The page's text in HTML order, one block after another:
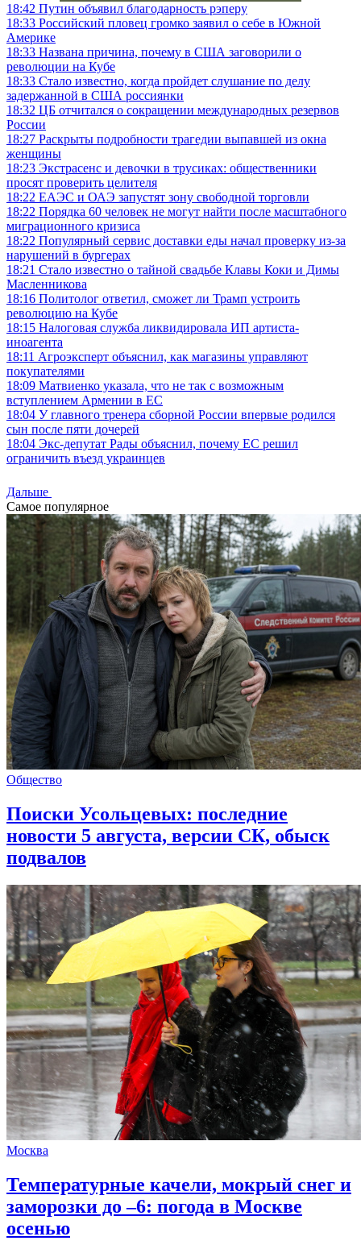
18:42 Путин объявил благодарность рэперу
18:33 Российский пловец громко заявил о себе в Южной
Америке
18:33 Названа причина, почему в США заговорили о
революции на Кубе
18:33 Стало известно, когда пройдет слушание по делу
задержанной в США россиянки
18:32 ЦБ отчитался о сокращении международных резервов
России
18:27 Раскрыты подробности трагедии выпавшей из окна
женщины
18:23 Экстрасенс и девочки в трусиках: общественники
просят проверить целителя
18:22 ЕАЭС и ОАЭ запустят зону свободной торговли
18:22 Порядка 60 человек не могут найти после масштабного
миграционного кризиса
18:22 Популярный сервис доставки еды начал проверку из-за
нарушений в бургерах
18:21 Стало известно о тайной свадьбе Клавы Коки и Димы
Масленникова
18:16 Политолог ответил, сможет ли Трамп устроить
революцию на Кубе
18:15 Налоговая служба ликвидировала ИП артиста-
иноагента
18:11 Агроэксперт объяснил, как магазины управляют
покупателями
18:09 Матвиенко указала, что не так с возможным
вступлением Армении в ЕС
18:04 У главного тренера сборной России впервые родился
сын после пяти дочерей
18:04 Экс-депутат Рады объяснил, почему ЕС решил
ограничить въезд украинцев
Дальше
Самое популярное
Общество
Поиски Усольцевых: последние
новости 5 августа, версии СК, обыск
подвалов
Москва
Температурные качели, мокрый снег и
заморозки до –6: погода в Москве
осенью